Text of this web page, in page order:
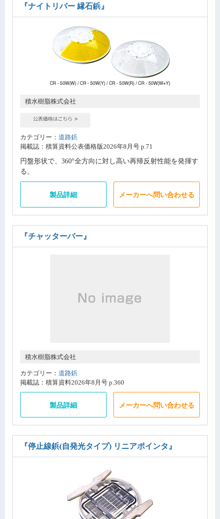
『ナイトリバー 縁石鋲』
積水樹脂株式会社
カテゴリー： 道路鋲
掲載誌：積算資料公表価格版2026年8月号 p.71
円盤形状で、360°全方向に対し高い再帰反射性能を発揮す
る。
製品詳細 メーカーへ問い合わせる
『チャッターバー』
積水樹脂株式会社
カテゴリー： 道路鋲
掲載誌：積算資料2026年8月号 p.360
製品詳細 メーカーへ問い合わせる
『停止線鋲(自発光タイプ) リニアポインタ』